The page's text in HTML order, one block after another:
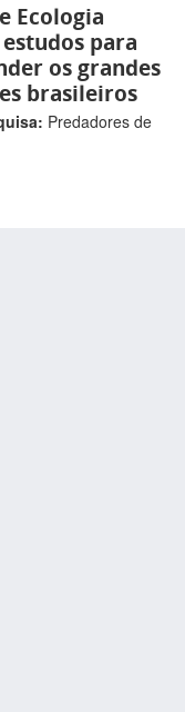
Ecologia
para
os grandes
brasileiros
Predadores de